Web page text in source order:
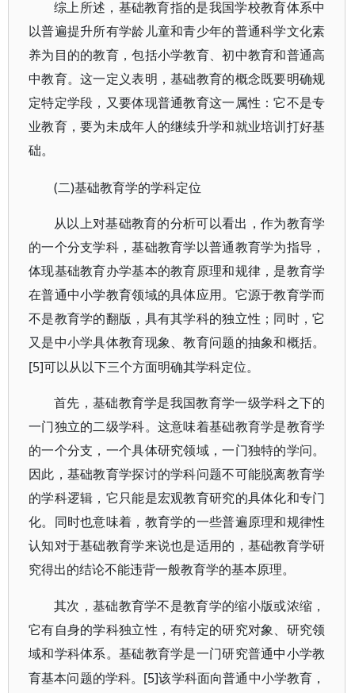
综上所述，基础教育指的是我国学校教育体系中
以普遍提升所有学龄儿童和青少年的普通科学文化素
养为目的的教育，包括小学教育、初中教育和普通高
中教育。这一定义表明，基础教育的概念既要明确规
定特定学段，又要体现普通教育这一属性：它不是专
业教育，要为未成年人的继续升学和就业培训打好基
础。
(二)基础教育学的学科定位
从以上对基础教育的分析可以看出，作为教育学
的一个分支学科，基础教育学以普通教育学为指导，
体现基础教育办学基本的教育原理和规律，是教育学
在普通中小学教育领域的具体应用。它源于教育学而
不是教育学的翻版，具有其学科的独立性；同时，它
又是中小学具体教育现象、教育问题的抽象和概括。
[5]可以从以下三个方面明确其学科定位。
首先，基础教育学是我国教育学一级学科之下的
一门独立的二级学科。这意味着基础教育学是教育学
的一个分支，一个具体研究领域，一门独特的学问。
因此，基础教育学探讨的学科问题不可能脱离教育学
的学科逻辑，它只能是宏观教育研究的具体化和专门
化。同时也意味着，教育学的一些普遍原理和规律性
认知对于基础教育学来说也是适用的，基础教育学研
究得出的结论不能违背一般教育学的基本原理。
其次，基础教育学不是教育学的缩小版或浓缩，
它有自身的学科独立性，有特定的研究对象、研究领
域和学科体系。基础教育学是一门研究普通中小学教
育基本问题的学科。 [5]该学科面向普通中小学教育，